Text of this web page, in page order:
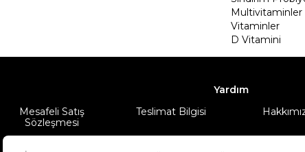
Multivitaminler
Vitaminler
D Vitamini
Yardım
Mesafeli Satış
Sözleşmesi
Teslimat Bilgisi